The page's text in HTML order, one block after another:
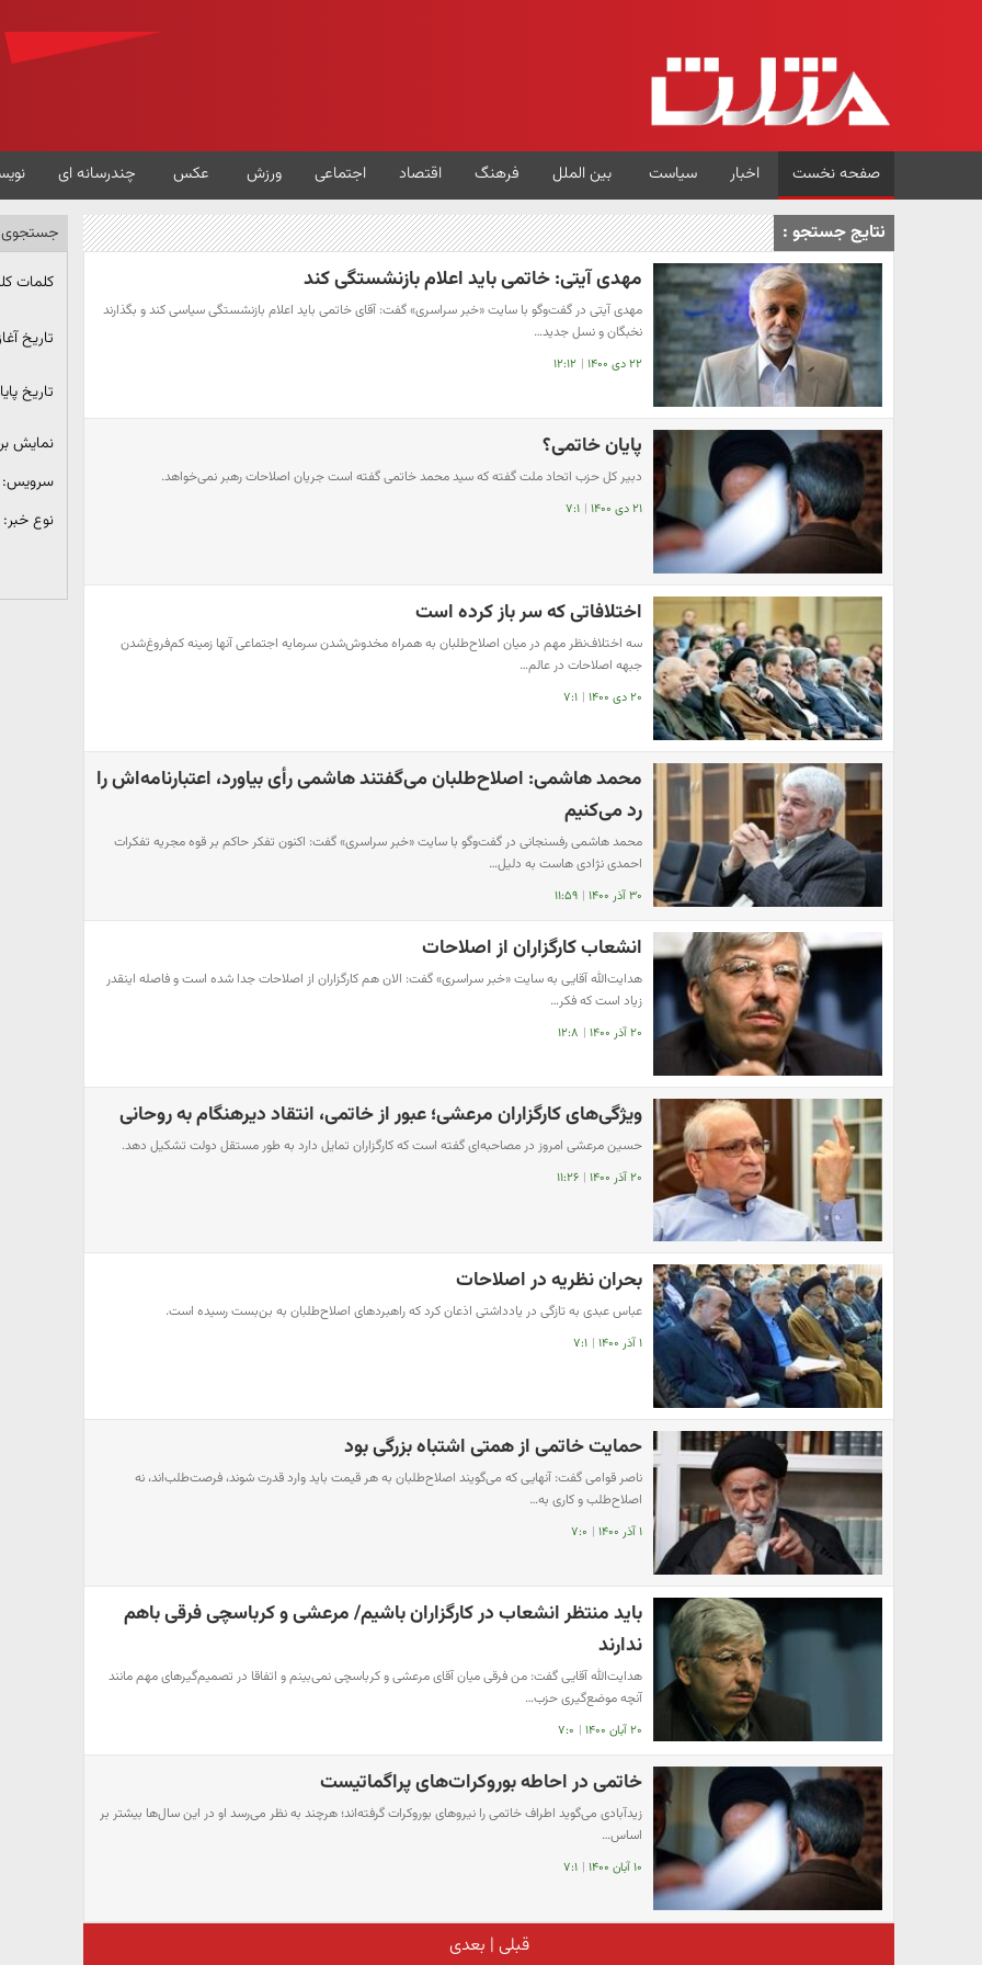
صفحه نخست اخبار سیاست بین الملل فرهنگ اقتصاد اجتماعی ورزش عکس چندرسانه ای
نتایج جستجو :
مهدی آیتی: ​خاتمی باید اعلام بازنشستگی کند
​مهدی آیتی در گفت‌وگو با سایت «خبر سراسری» گفت: آقای خاتمی باید اعلام بازنشستگی سیاسی کند و بگذارند
نخبگان و نسل جدید…
۲۲ دی ۱۴۰۰ | ۱۲:۱۲
پایان خاتمی؟
دبیر کل حزب اتحاد ملت گفته که سید محمد خاتمی گفته است جریان اصلاحات رهبر نمی‌خواهد.
۲۱ دی ۱۴۰۰ | ۷:۱
اختلافاتی که سر باز کرده است
سه اختلاف‌نظر مهم در میان اصلاح‌طلبان به همراه مخدوش‌شدن سرمایه اجتماعی آنها زمینه کم‌فروغ‌شدن
جبهه اصلاحات در عالم…
۲۰ دی ۱۴۰۰ | ۷:۱
محمد هاشمی: اصلاح‌طلبان می‌گفتند هاشمی رأی بیاورد، اعتبارنامه‌اش را
رد می‌کنیم
محمد هاشمی رفسنجانی در گفت‌وگو با سایت «خبر سراسری» گفت: اکنون تفکر حاکم بر قوه مجریه تفکرات
احمدی نژادی هاست به دلیل…
۳۰ آذر ۱۴۰۰ | ۱۱:۵۹
انشعاب کارگزاران از اصلاحات
هدایت‌الله آقایی به سایت «خبر سراسری» گفت: الان هم کارگزاران از اصلاحات جدا شده‌ است و فاصله اینقدر
زیاد است که فکر…
۲۰ آذر ۱۴۰۰ | ۱۲:۸
ویژگی‌های کارگزاران مرعشی؛ عبور از خاتمی، انتقاد دیرهنگام به روحانی
حسین مرعشی امروز در مصاحبه‌ای گفته است که کارگزاران تمایل دارد به طور مستقل دولت تشکیل دهد.
۲۰ آذر ۱۴۰۰ | ۱۱:۲۶
بحران نظریه در اصلاحات
عباس عبدی به تازگی در یادداشتی اذعان کرد که راهبردهای اصلاح‌طلبان به بن‌بست رسیده است.
۱ آذر ۱۴۰۰ | ۷:۱
حمایت خاتمی از همتی اشتباه بزرگی بود
ناصر قوامی گفت: آنهایی که می‌گویند اصلاح‌طلبان به هر قیمت باید وارد قدرت شوند، فرصت‌طلب‌اند، نه
اصلاح‌طلب و کاری به…
۱ آذر ۱۴۰۰ | ۷:۰
باید منتظر انشعاب در کارگزاران باشیم/ مرعشی و کرباسچی فرقی باهم
ندارند
هدایت‌الله آقایی گفت: من فرقی میان آقای مرعشی و کرباسچی نمی‌بینم و اتفاقا در تصمیم‌گیرهای مهم مانند
آنچه موضع‌گیری حزب…
۲۰ آبان ۱۴۰۰ | ۷:۰
خاتمی در احاطه بوروکرات‌های پراگماتیست‌
زیدآبادی می‌گوید اطراف خاتمی را نیروهای بوروکرات گرفته‌اند؛ هرچند به نظر می‌رسد او در این سال‌ها بیشتر بر
اساس…
۱۰ آبان ۱۴۰۰ | ۷:۱
قبلی | بعدی
جستجوی
کلمات
تاریخ
تاریخ
نمایش
سرویس:
نوع خبر: